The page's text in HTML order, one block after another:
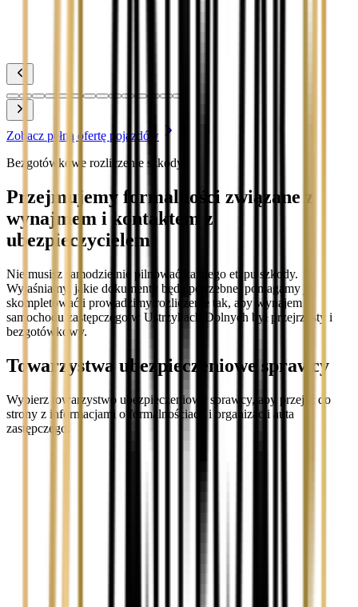
Zobacz pełną ofertę pojazdów
Bezgotówkowe rozliczenie szkody
Przejmujemy formalności związane z
wynajmem i kontaktem z
ubezpieczycielem
Nie musisz samodzielnie pilnować każdego etapu szkody.
Wyjaśniamy, jakie dokumenty będą potrzebne, pomagamy je
skompletować i prowadzimy rozliczenie tak, aby wynajem
samochodu zastępczego w Ustrzykach Dolnych był przejrzysty i
bezgotówkowy.
Towarzystwa ubezpieczeniowe sprawcy
Wybierz towarzystwo ubezpieczeniowe sprawcy, aby przejść do
strony z informacjami o formalnościach i organizacji auta
zastępczego.